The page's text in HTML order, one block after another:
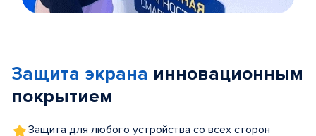
5
Защита экрана инновационным
покрытием
Защита для любого устройства со всех сторон